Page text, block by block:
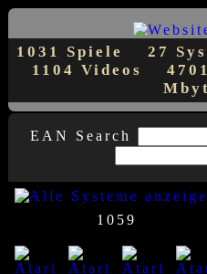
1031 Spiele 27
1104 Videos
EAN Search
1059